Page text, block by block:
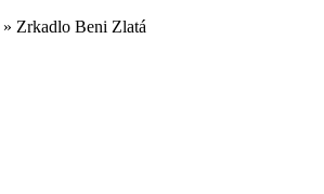
» Zrkadlo Beni Zlatá